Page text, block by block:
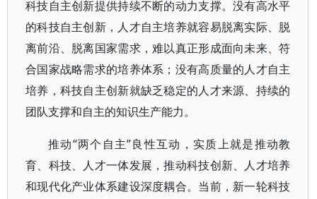
科技自主创新提供持续不断的动力支撑。没有高水平
的科技自主创新，人才自主培养就容易脱离实际、脱
离前沿、脱离国家需求，难以真正形成面向未来、符
合国家战略需求的培养体系；没有高质量的人才自主
培养，科技自主创新就缺乏稳定的人才来源、持续的
团队支撑和自主的知识生产能力。
推动“两个自主”良性互动，实质上就是推动教
育、科技、人才一体发展，推动科技创新、人才培养
和现代化产业体系建设深度耦合。当前，新一轮科技